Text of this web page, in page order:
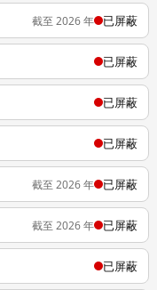
截至 2026 年 已屏蔽
已屏蔽
已屏蔽
已屏蔽
截至 2026 年 已屏蔽
截至 2026 年 已屏蔽
已屏蔽